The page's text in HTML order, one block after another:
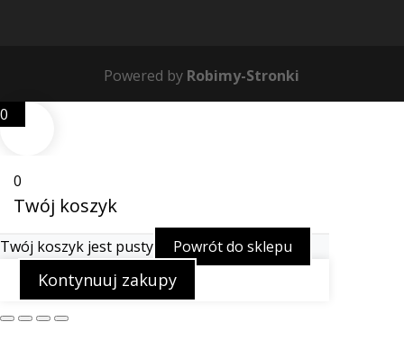
Powered by Robimy-Stronki
0
0
Twój koszyk
Twój koszyk jest pusty Powrót do sklepu
Kontynuuj zakupy